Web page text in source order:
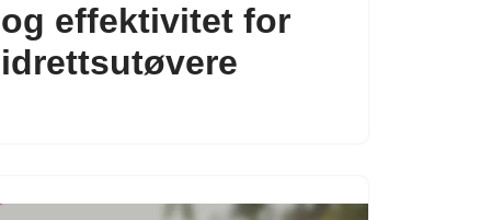
og effektivitet for
idrettsutøvere